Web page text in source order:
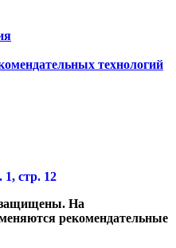
технологий
стр. 12
защищены. На
рекомендательные